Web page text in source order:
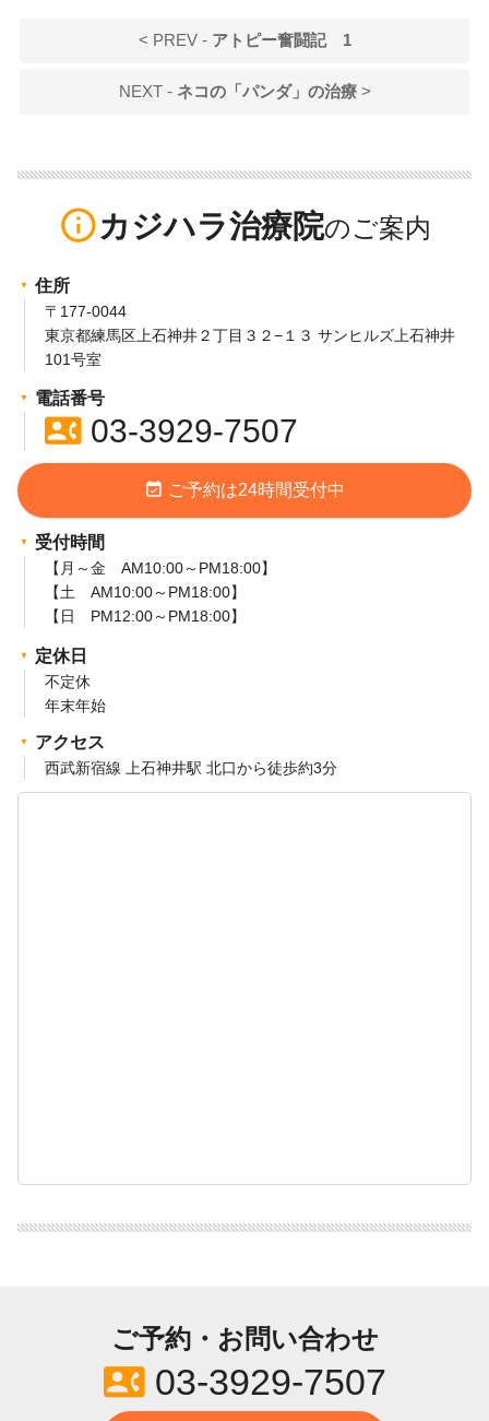
< PREV - アトピー奮闘記 1
NEXT - ネコの「パンダ」の治療>
info_outlineカジハラ治療院
住所
〒177-0044
東京都練馬区上石神井２丁目３２−１３ サンヒルズ上石神井
101号室
電話番号
contact_phone03-3929-7507
event_available ご予約は24時間受付中
受付時間
【月～金 AM10:00～PM18:00】
【土 AM10:00～PM18:00】
【日 PM12:00～PM18:00】
定休日
不定休
年末年始
アクセス
西武新宿線 上石神井駅 北口から徒歩約3分
ご予約・お問い合わせ
contact_phone03-3929-7507